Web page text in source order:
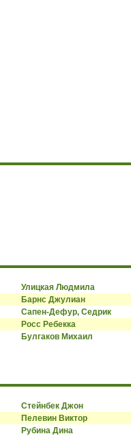
Улицкая Людмила
Барнс Джулиан
Сапен-Дефур, Седрик
Росс Ребекка
Булгаков Михаил
Стейнбек Джон
Пелевин Виктор
Рубина Дина